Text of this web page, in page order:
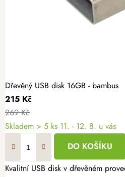
Dřevěný USB disk 16GB - bambus
215 Kč
269 Kč
Skladem > 5 ks 11. - 12. 8. u vás
DO KOŠÍKU
Kvalitní USB disk v dřevěném